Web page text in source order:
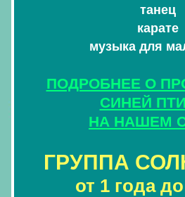
танец
карате
музыка для
ПОДРОБНЕЕ О
СИНЕЙ
НА НАШЕМ
ГРУППА
от 1 года